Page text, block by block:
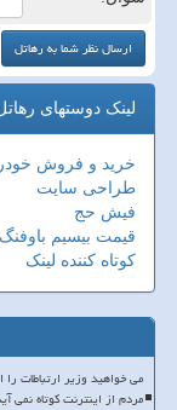
لینک دوستهای
خرید و فروش
طراحی سایت
فیش حج
قیمت بیسیم باوفنگ
کوتاه کننده لینک
می خواهید وزیر ارتباطات را
مردم از اینترنت کوتاه نمی